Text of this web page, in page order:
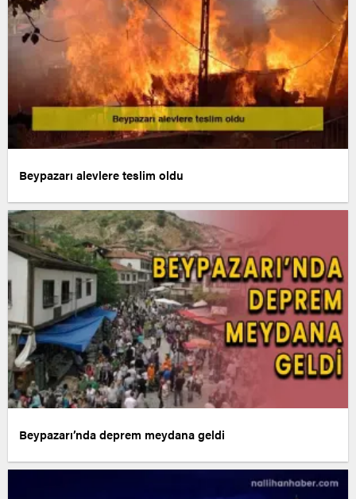
Beypazarı alevlere teslim oldu
Beypazarı’nda deprem meydana geldi